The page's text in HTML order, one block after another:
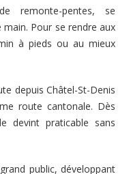
remonte-pentes, se
main. Pour se rendre aux
à pieds ou au mieux
depuis Châtel-St-Denis
route cantonale. Dès
devint praticable sans
public, développant